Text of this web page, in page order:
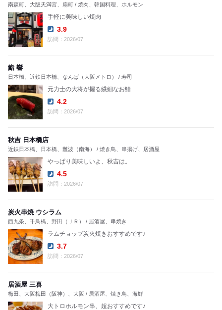
南森町、大阪天満宮、扇町 / 焼肉、韓国料理、ホルモン
手軽に美味しい焼肉
Dinner:
3.9
訪問：2026/07
鮨 響
日本橋、近鉄日本橋、なんば（大阪メトロ） / 寿司
元力士の大将が握る繊細なお鮨
Dinner:
4.2
訪問：2026/07
秋吉 日本橋店
近鉄日本橋、日本橋、難波（南海） / 焼き鳥、串揚げ、居酒屋
やっぱり美味しいよ、秋吉は。
Dinner:
4.5
訪問：2026/07
炭火串焼 ウシラム
西九条、千鳥橋、野田（ＪＲ） / 居酒屋、串焼き
ラムチョップ炭火焼きおすすめです♪
Dinner:
3.7
訪問：2026/07
居酒屋 三喜
梅田、大阪梅田（阪神）、大阪 / 居酒屋、焼き鳥、海鮮
大トロホルモン串、超おすすめです♪